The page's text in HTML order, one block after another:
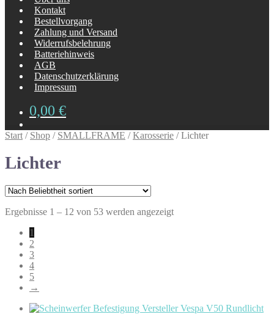
Kontakt
Bestellvorgang
Zahlung und Versand
Widerrufsbelehrung
Batteriehinweis
AGB
Datenschutzerklärung
Impressum
0,00 €
Start / Shop / SMALLFRAME /Karosserie /Lichter
Lichter
Ergebnisse 1 – 12 von 53 werden angezeigtNach
1
2
3
4
5
→